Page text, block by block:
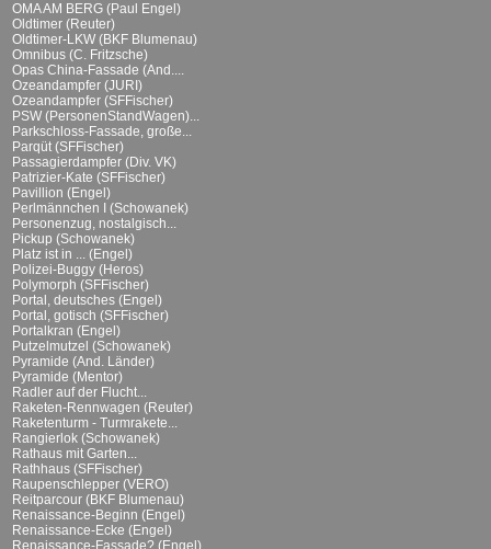
OMA AM BERG (Paul Engel)
Oldtimer (Reuter)
Oldtimer-LKW (BKF Blumenau)
Omnibus (C. Fritzsche)
Opas China-Fassade (And....
Ozeandampfer (JURI)
Ozeandampfer (SFFischer)
PSW (PersonenStandWagen)...
Parkschloss-Fassade, große...
Parqüt (SFFischer)
Passagierdampfer (Div. VK)
Patrizier-Kate (SFFischer)
Pavillion (Engel)
Perlmännchen I (Schowanek)
Personenzug, nostalgisch...
Pickup (Schowanek)
Platz ist in ... (Engel)
Polizei-Buggy (Heros)
Polymorph (SFFischer)
Portal, deutsches (Engel)
Portal, gotisch (SFFischer)
Portalkran (Engel)
Putzelmutzel (Schowanek)
Pyramide (And. Länder)
Pyramide (Mentor)
Radler auf der Flucht...
Raketen-Rennwagen (Reuter)
Raketenturm - Turmrakete...
Rangierlok (Schowanek)
Rathaus mit Garten...
Rathhaus (SFFischer)
Raupenschlepper (VERO)
Reitparcour (BKF Blumenau)
Renaissance-Beginn (Engel)
Renaissance-Ecke (Engel)
Renaissance-Fassade? (Engel)